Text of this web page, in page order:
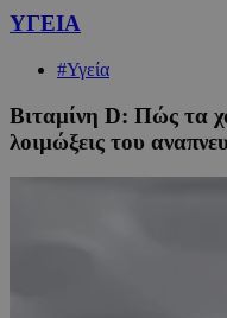
ΥΓΕΙΑ
#Υγεία
Βιταμίνη D: Πώς τα
λοιμώξεις του